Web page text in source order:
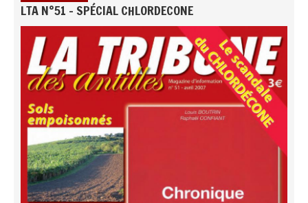
LTA N°51 - SPÉCIAL CHLORDECONE